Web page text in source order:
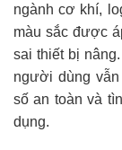
ngành cơ khí,
màu sắc được
sai thiết bị
người dùng
số an toàn và
dụng.